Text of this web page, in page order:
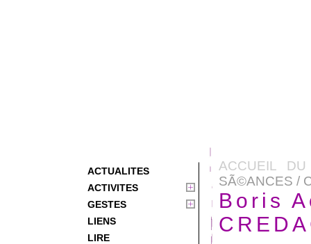
ACTUALITES
ACTIVITES
GESTES
LIENS
LIRE
ACCUEIL
SÃ©ANCES /
Boris